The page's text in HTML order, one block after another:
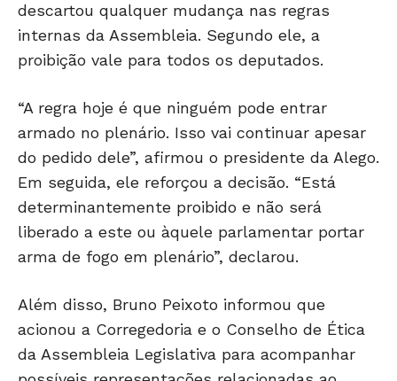
descartou qualquer mudança nas regras
internas da Assembleia. Segundo ele, a
proibição vale para todos os deputados.
“A regra hoje é que ninguém pode entrar
armado no plenário. Isso vai continuar apesar
do pedido dele”, afirmou o presidente da Alego.
Em seguida, ele reforçou a decisão. “Está
determinantemente proibido e não será
liberado a este ou àquele parlamentar portar
arma de fogo em plenário”, declarou.
Além disso, Bruno Peixoto informou que
acionou a Corregedoria e o Conselho de Ética
da Assembleia Legislativa para acompanhar